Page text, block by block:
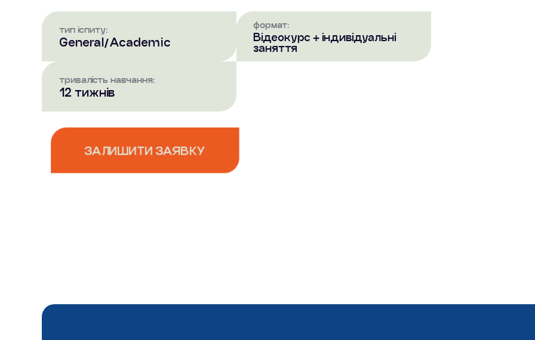
тип іспиту:
General/Academic
формат:
Відеокурс + індивідуальні
заняття
тривалість навчання:
12 тижнів
ЗАЛИШИТИ ЗАЯВКУ